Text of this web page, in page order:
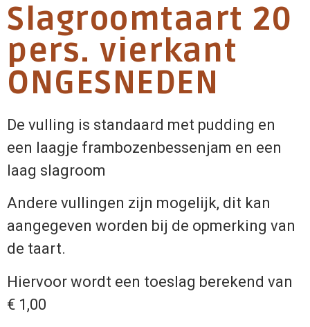
Slagroomtaart 20
pers. vierkant
ONGESNEDEN
De vulling is standaard met pudding en
een laagje frambozenbessenjam en een
laag slagroom
Andere vullingen zijn mogelijk, dit kan
aangegeven worden bij de opmerking van
de taart.
Hiervoor wordt een toeslag berekend van
€ 1,00